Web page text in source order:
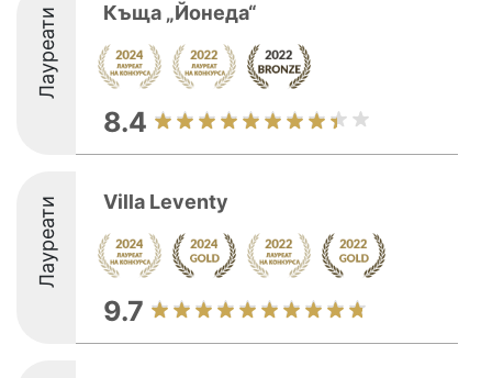
Лауреати Къща „Йонеда“
8.4
Лауреати Villa Leventy
9.7